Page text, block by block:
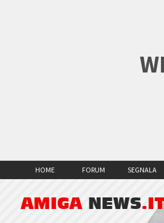
HOME FORUM SEGNALA
AMIGA NEWS